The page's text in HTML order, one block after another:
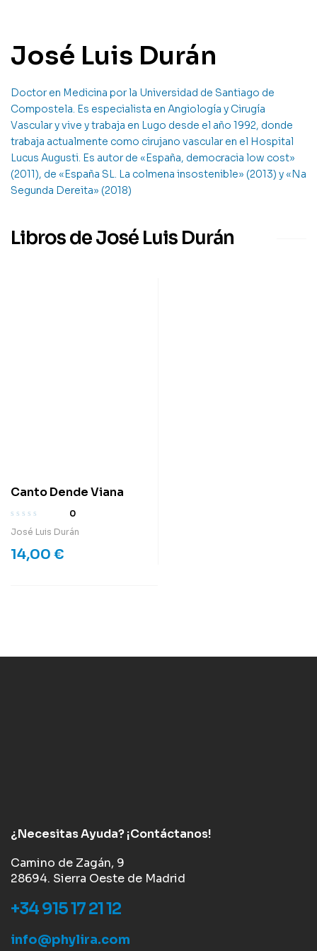
José Luis Durán
Doctor en Medicina por la Universidad de Santiago de
Compostela. Es especialista en Angiología y Cirugía
Vascular y vive y trabaja en Lugo desde el año 1992, donde
trabaja actualmente como cirujano vascular en el Hospital
Lucus Augusti. Es autor de «España, democracia low cost»
(2011), de «España SL. La colmena insostenible» (2013) y «Na
Segunda Dereita» (2018)
Libros de José Luis Durán
Canto Dende Viana
0
José Luis Durán
14,00 €
¿Necesitas Ayuda? ¡Contáctanos!
Camino de Zagán, 9
28694. Sierra Oeste de Madrid
+34 915 17 21 12
info@phylira.com